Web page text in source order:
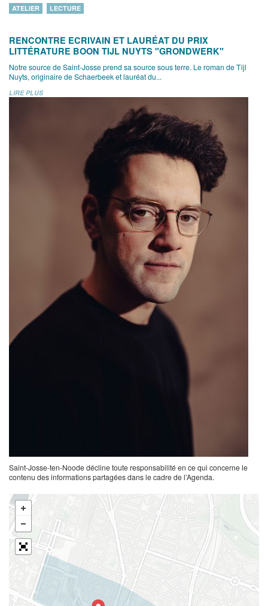
ATELIER LECTURE
RENCONTRE ECRIVAIN ET LAURÉAT DU PRIX
LITTÉRATURE BOON TIJL NUYTS "GRONDWERK"
Notre source de Saint-Josse prend sa source sous terre. Le roman de Tijl
Nuyts, originaire de Schaerbeek et lauréat du...
LIRE PLUS
Saint-Josse-ten-Noode décline toute responsabilité en ce qui concerne le
contenu des informations partagées dans le cadre de l’Agenda.